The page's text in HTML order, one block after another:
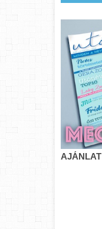
AJÁNLAT